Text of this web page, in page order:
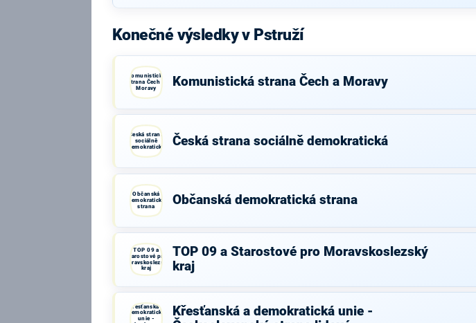
Konečné výsledky v Pstruží
Komunistická
strana Čech a
Moravy
Komunistická strana Čech a Moravy
Česká strana
sociálně
demokratická
Česká strana sociálně demokratická
Občanská
demokratická
strana
Občanská demokratická strana
TOP 09 a
Starostové pro
Moravskoslezský
kraj
TOP 09 a Starostové pro Moravskoslezský
kraj
Křesťanská a
demokratická
unie -
Křesťanská a demokratická unie -